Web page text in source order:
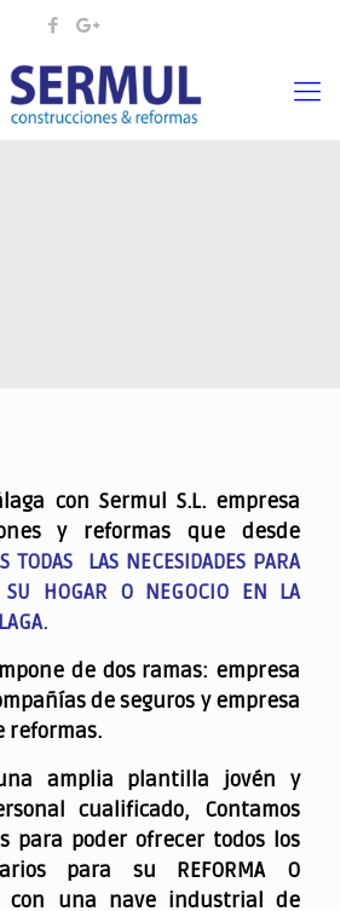
con Sermul S.L. empresa
y reformas que desde
TODAS LAS NECESIDADES PARA
SU HOGAR O NEGOCIO EN LA
de dos ramas: empresa
de seguros y empresa
reformas.
amplia plantilla jovén y
cualificado, Contamos
para poder ofrecer todos los
para su REFORMA O
con una nave industrial de